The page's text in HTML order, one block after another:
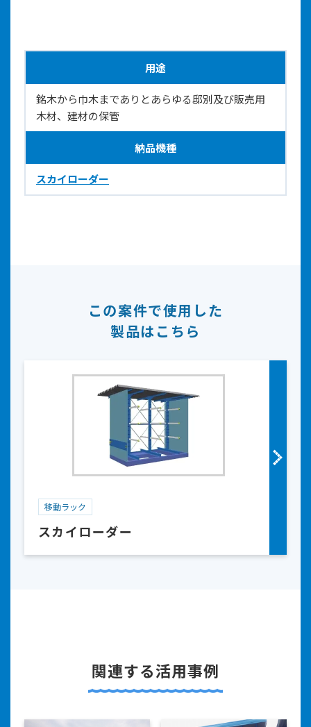
用途
銘木から巾木までありとあらゆる邸別及び販売用
木材、建材の保管
納品機種
スカイローダー
この案件で使用した
製品はこちら
移動ラック
スカイローダー
関連する活用事例